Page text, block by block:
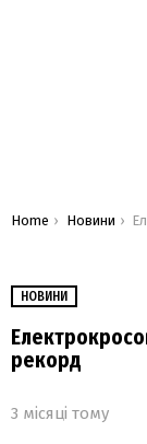
You are here:
Home Новини
НОВИНИ
рекорд
3 місяці тому